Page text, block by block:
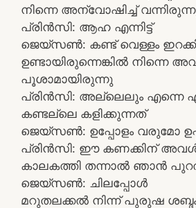
നിന്നെ അന്വോഷിച്ച്
പ്രിൻസി: ആഹ എന്നിട്ട്
ജെയ്സൺ: കണ്ട് വെള്ളം
ഉണ്ടായിരുന്നെങ്കിൽ നിന്നെ
പൂശാമായിരുന്നു
പ്രിൻസി: അല്ലെലും എന്നെ
കണ്ടല്ലെ കളിക്കുന്നത്
ജെയ്സൺ: ഉപ്പോളം വരുമോ
പ്രിൻസി: ഈ കണക്കിന് അവൾ
കാലകത്തി തന്നാൽ ഞാൻ
ജെയ്സൺ: ചിലപ്പോൾ
മറുതലക്കൽ നിന്ന് പുരുഷ